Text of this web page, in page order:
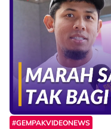
#GEMPAKVIDEONEWS